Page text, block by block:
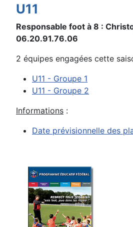
U11
Responsable foot à 8 :
06.20.91.76.06
2 équipes engagées cette
U11 - Groupe 1
U11 - Groupe 2
Informations :
Date prévisionnelle des